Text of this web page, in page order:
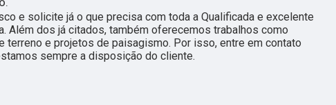
e solicite já o que precisa com toda a Qualificada e excelente
Além dos já citados, também oferecemos trabalhos como
terreno e projetos de paisagismo. Por isso, entre em contato
sempre a disposição do cliente.